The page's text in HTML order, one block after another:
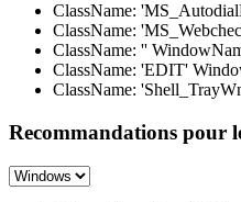
ClassName:
ClassName:
ClassName: ''
ClassName: 'EDIT'
ClassName:
Recommandations pour